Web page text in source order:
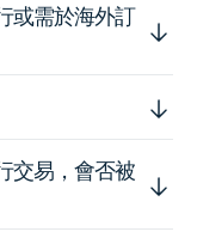
或需於海外訂
交易，會否被